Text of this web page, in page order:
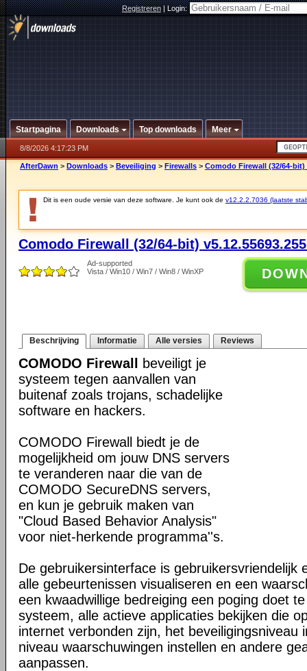
Registreren|Login:
Startpagina Downloads Top downloads Meer
8/8/2026 4:17:23 PM
AfterDawn > Downloads > Beveiliging > Firewalls > Comodo Firewall (32/64-bit)
Dit is een oude versie van deze software. Je kunt ook de v12.2.2.7036 (laatste
Comodo Firewall (32/64-bit)
Ad-supported
Vista / Win10 / Win7 / Win8 / WinXP
Beschrijving Informatie Alle versies Reviews
COMODO Firewall
beveiligt je
systeem tegen aanvallen van
buitenaf zoals trojans, schadelijke
software en hackers.
COMODO Firewall biedt je de
mogelijkheid om jouw DNS servers
te veranderen naar die van de
COMODO SecureDNS servers,
en kun je gebruik maken van
"Cloud Based Behavior Analysis"
voor niet-herkende programma''s.
De gebruikersinterface is gebruikersvriendelijk
alle gebeurtenissen visualiseren en een
een kwaadwillige bedreiging een poging doet
systeem, alle actieve applicaties bekijken die
internet verbonden zijn, het beveiligingsniveau
niveau waarschuwingen instellen en andere
aanpassen.